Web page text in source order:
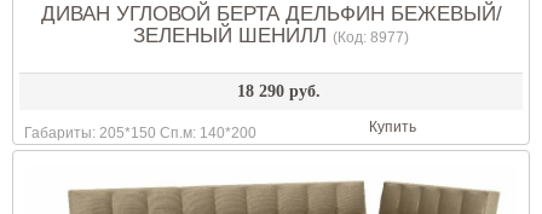
ДИВАН УГЛОВОЙ БЕРТА ДЕЛЬФИН БЕЖЕВЫЙ/
ЗЕЛЕНЫЙ ШЕНИЛЛ (Код: 8977)
18 290 руб.
Габариты: 205*150 Сп.м: 140*200 Купить